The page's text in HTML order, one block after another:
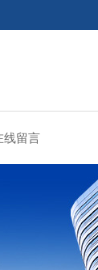
线留言